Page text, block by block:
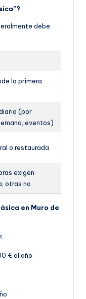
debe
la primera
(por
eventos)
o restaurada
exigen
otras no
en Muro de
€ al año